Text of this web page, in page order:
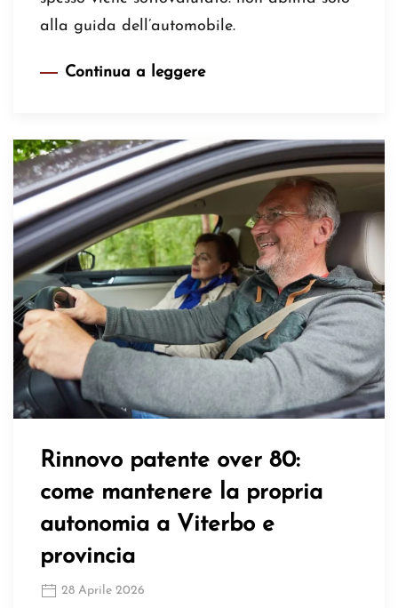
alla guida dell’automobile.
Continua a leggere
Rinnovo patente over 80:
come mantenere la propria
autonomia a Viterbo e
provincia
28 Aprile 2026